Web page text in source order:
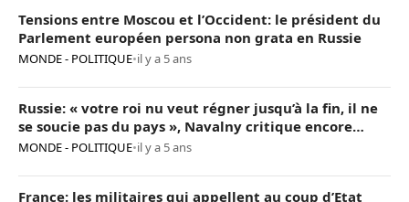
Tensions entre Moscou et l’Occident: le président du
Parlement européen persona non grata en Russie
MONDE - POLITIQUE•il y a 5 ans
Russie: « votre roi nu veut régner jusqu’à la fin, il ne
se soucie pas du pays », Navalny critique encore
Poutine
MONDE - POLITIQUE•il y a 5 ans
France: les militaires qui appellent au coup d’Etat